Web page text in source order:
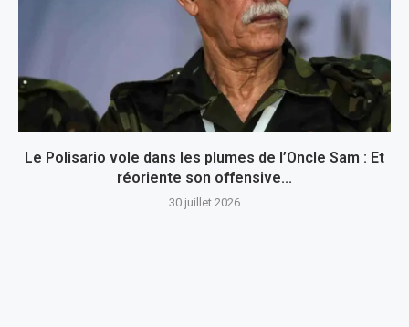
Le Polisario vole dans les plumes de l’Oncle Sam : Et
réoriente son offensive...
30 juillet 2026